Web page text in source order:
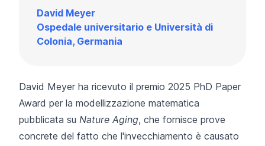
David Meyer
Ospedale universitario e Università di
Colonia, Germania
David Meyer ha ricevuto il premio 2025 PhD Paper
Award per la modellizzazione matematica
pubblicata su Nature Aging, che fornisce prove
concrete del fatto che l'invecchiamento è causato